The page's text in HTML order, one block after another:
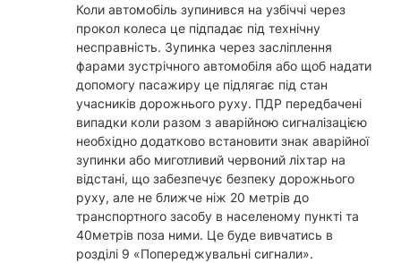
Коли автомобіль зупинився на узбіччі через
прокол колеса це підпадає під технічну
несправність. Зупинка через засліплення
фарами зустрічного автомобіля або щоб надати
допомогу пасажиру це підлягає під стан
учасників дорожнього руху. ПДР передбачені
випадки коли разом з аварійною сигналізацією
необхідно додатково встановити знак аварійної
зупинки або миготливий червоний ліхтар на
відстані, що забезпечує безпеку дорожнього
руху, але не ближче ніж 20 метрів до
транспортного засобу в населеному пункті та
40метрів поза ними. Це буде вивчатись в
розділі 9 «Попереджувальні сигнали».